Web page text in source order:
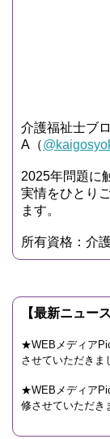
介護福祉士ブ
A（
2025年問題に
実情をひとり
ます。
所有資格：介
【最新ニュース
★WEBメディア
させていただきま
★WEBメディア
修させていただき